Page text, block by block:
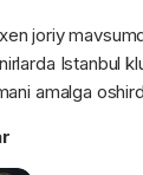
joriy
Istanbul
amalga